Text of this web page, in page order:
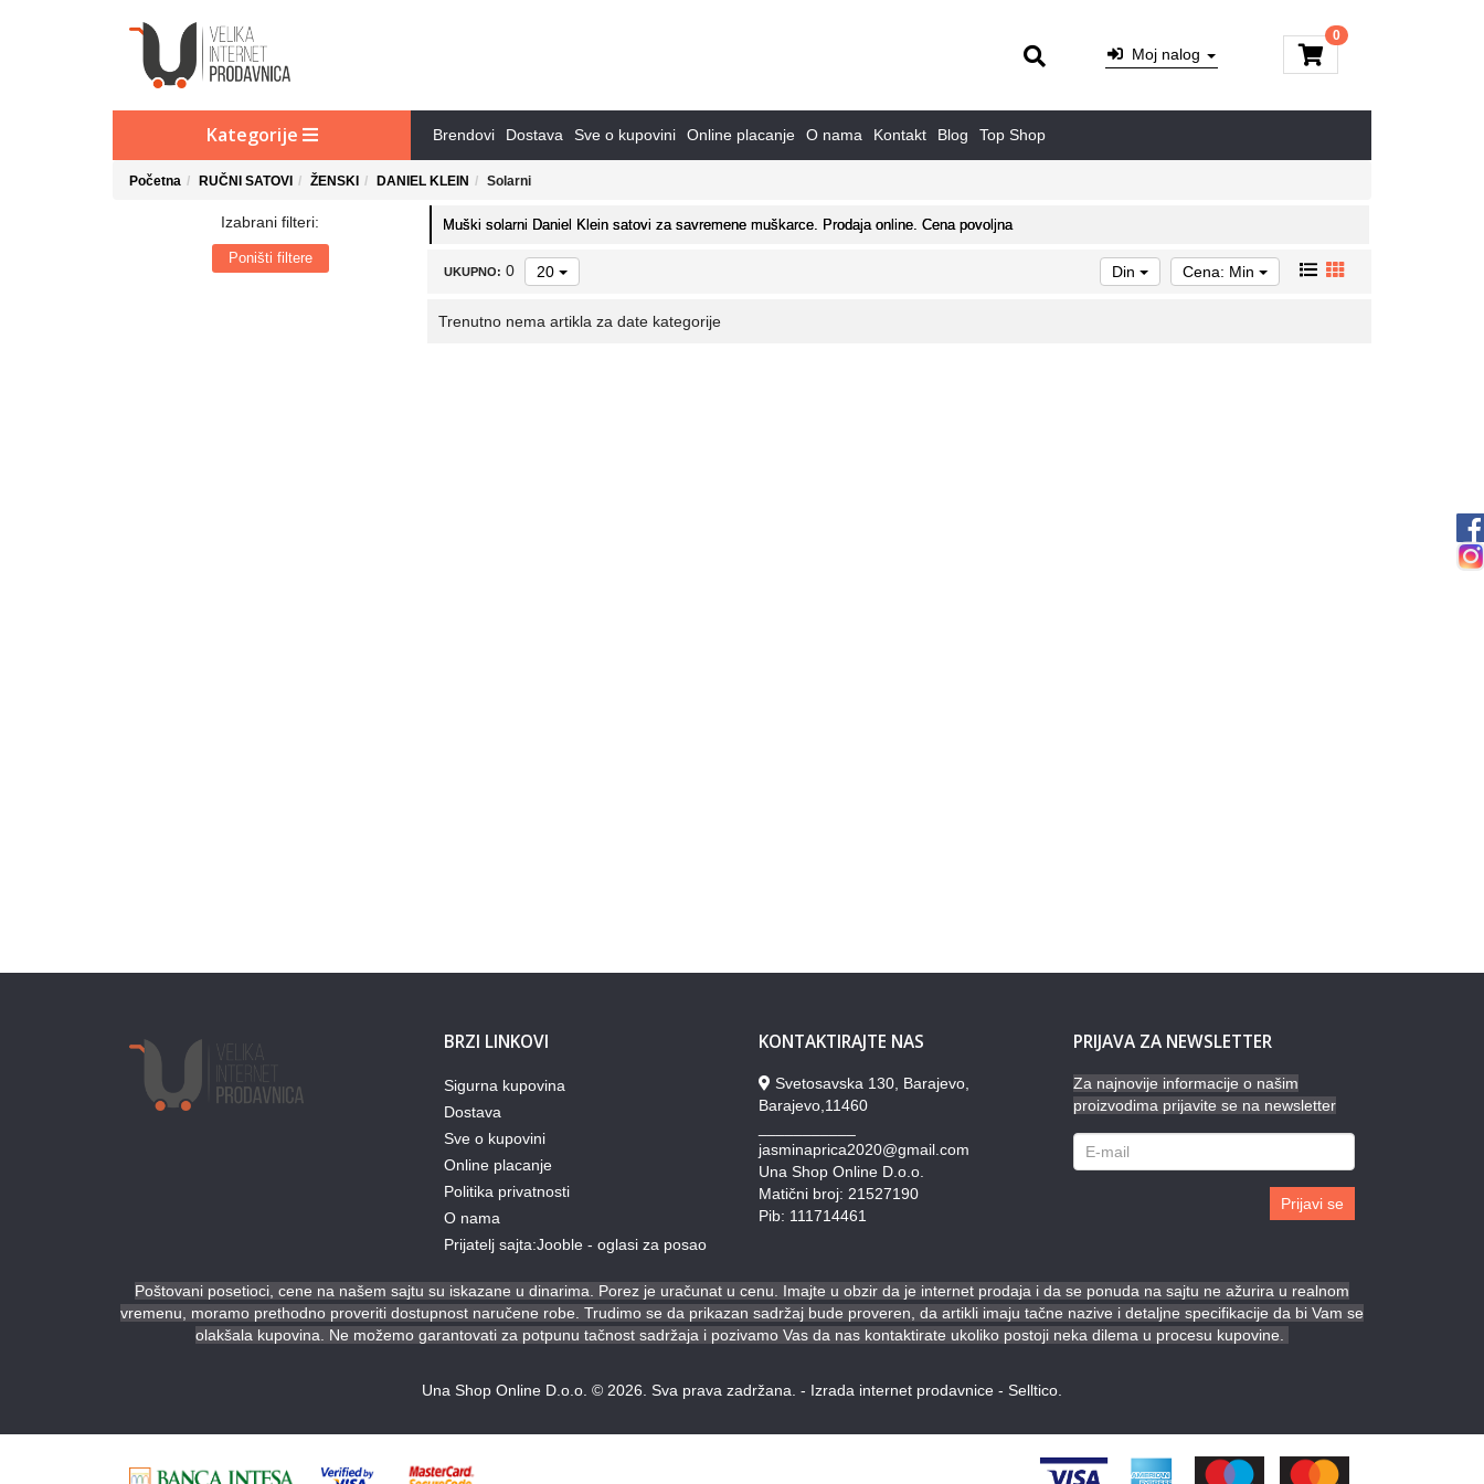
Moj nalog
0
Kategorije Brendovi Dostava Sve o kupovini Online placanje O nama Kontakt Blog Top Shop
Početna RUČNI SATOVI ŽENSKI DANIEL KLEIN Solarni
Izabrani filteri:
Poništi filtere
Muški solarni Daniel Klein satovi za savremene muškarce. Prodaja online. Cena povoljna
UKUPNO: 0 20 Din Cena: Min
Trenutno nema artikla za date kategorije
BRZI LINKOVI
Sigurna kupovina
Dostava
Sve o kupovini
Online placanje
Politika privatnosti
O nama
Prijatelj sajta:Jooble - oglasi za posao
KONTAKTIRAJTE NAS
Svetosavska 130, Barajevo,
Barajevo,11460
jasminaprica2020@gmail.com
Una Shop Online D.o.o.
Matični broj: 21527190
Pib: 111714461
PRIJAVA ZA NEWSLETTER
Za najnovije informacije o našim
proizvodima prijavite se na newsletter
Prijavi se
Poštovani posetioci, cene na našem sajtu su iskazane u dinarima. Porez je uračunat u cenu. Imajte u obzir da je internet prodaja i da se ponuda na sajtu ne ažurira u realnom
vremenu, moramo prethodno proveriti dostupnost naručene robe. Trudimo se da prikazan sadržaj bude proveren, da artikli imaju tačne nazive i detaljne specifikacije da bi Vam se
olakšala kupovina. Ne možemo garantovati za potpunu tačnost sadržaja i pozivamo Vas da nas kontaktirate ukoliko postoji neka dilema u procesu kupovine.
Una Shop Online D.o.o. © 2026. Sva prava zadržana. - Izrada internet prodavnice - Selltico.